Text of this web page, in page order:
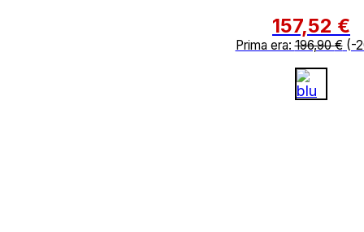
157,52 €
Prima era:196,90€(-